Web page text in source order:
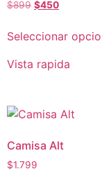
$899 $450
Seleccionar
Vista rapida
Camisa Alt
$1.799